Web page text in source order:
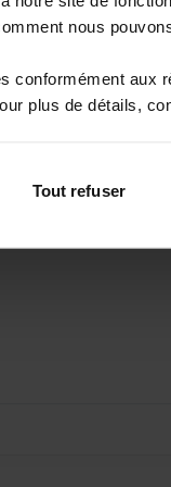
nous
conformément aux
plus de détails,
Tout refuser
l'aéroport de
n'avez pas à tenir
est couverte